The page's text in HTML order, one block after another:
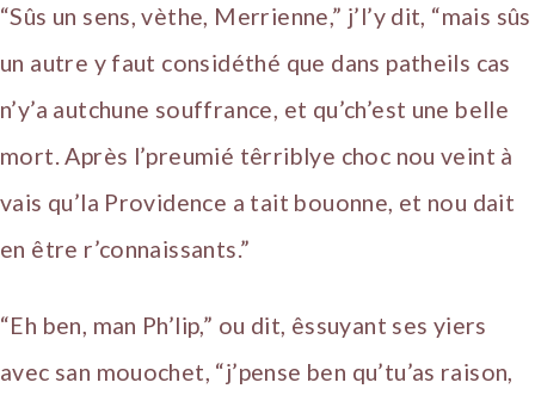
“Sûs un sens, vèthe, Merrienne,” j’l’y dit, “mais sûs
un autre y faut considéthé que dans patheils cas
n’y’a autchune souffrance, et qu’ch’est une belle
mort. Après l’preumié têrriblye choc nou veint à
vais qu’la Providence a tait bouonne, et nou dait
en être r’connaissants.”
“Eh ben, man Ph’lip,” ou dit, êssuyant ses yiers
avec san mouochet, “j’pense ben qu’tu’as raison,